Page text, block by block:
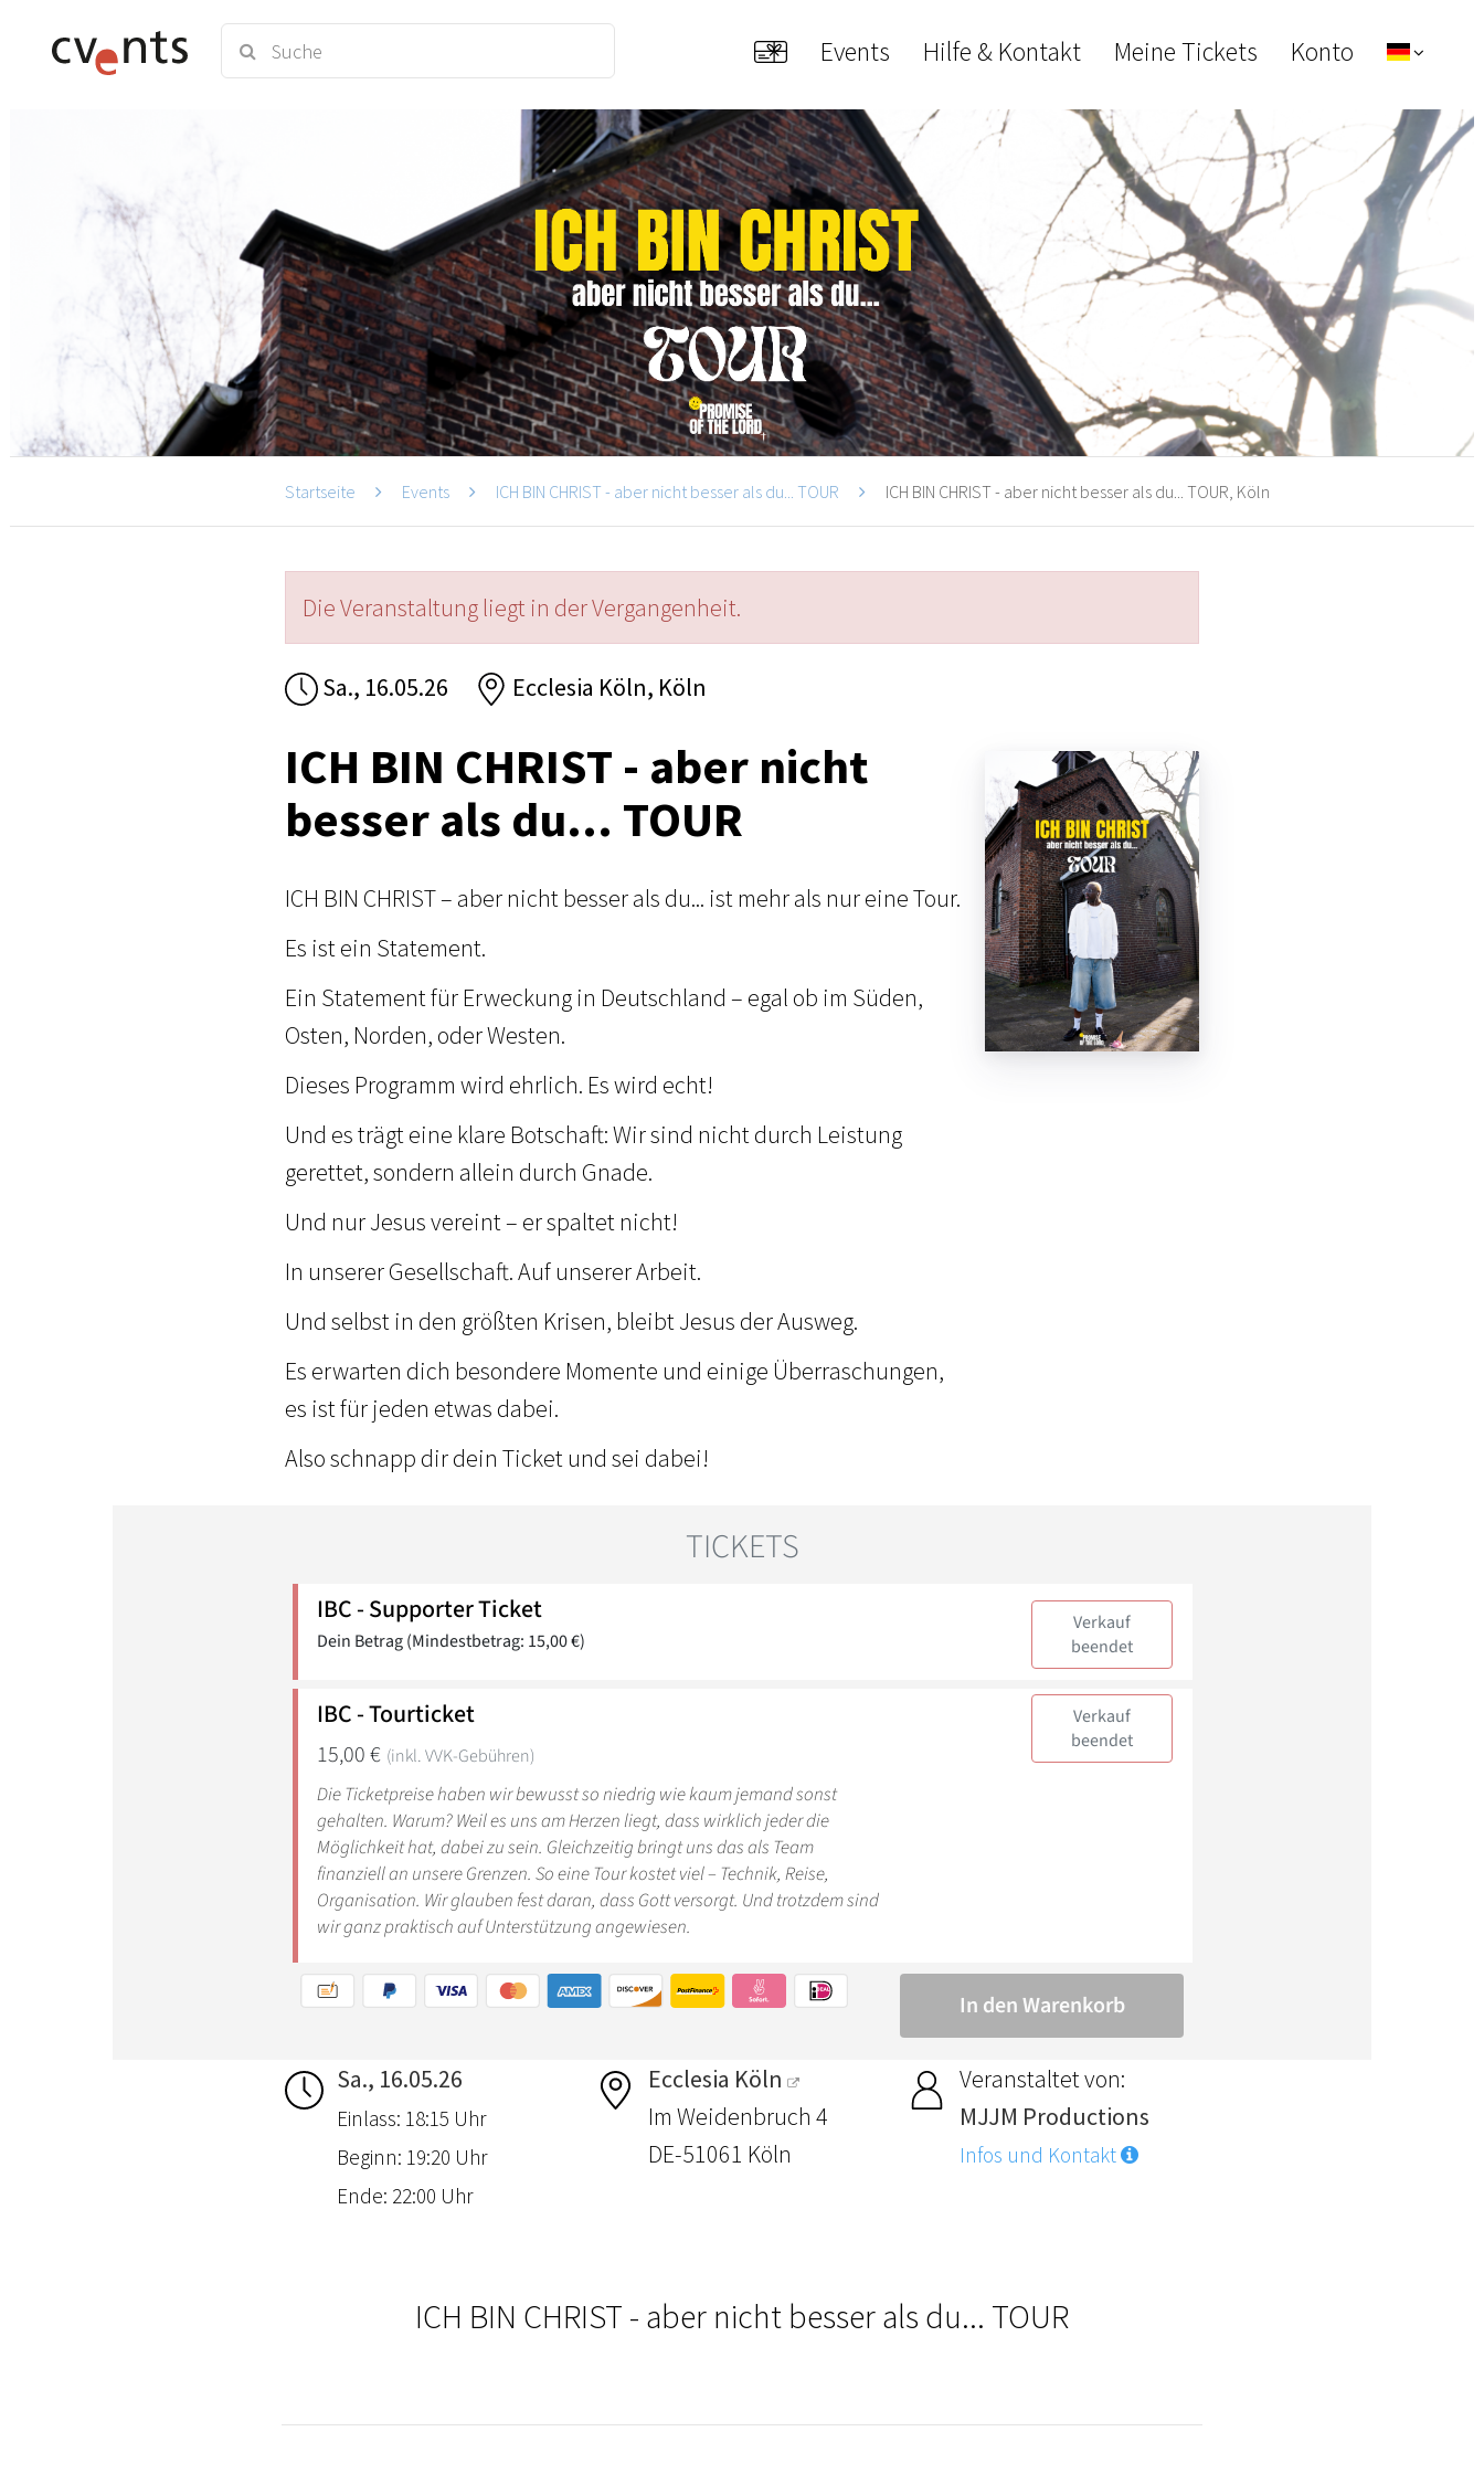
Events Hilfe & Kontakt Meine Tickets Konto
Startseite Events ICH BIN CHRIST - aber nicht besser als du... TOUR ICH BIN CHRIST - aber nicht besser als du... TOUR, Köln
Die Veranstaltung liegt in der Vergangenheit.
Sa., 16.05.26 Ecclesia Köln, Köln
ICH BIN CHRIST - aber nicht
besser als du... TOUR
ICH BIN CHRIST – aber nicht besser als du... ist mehr als nur eine Tour.
Es ist ein Statement.
Ein Statement für Erweckung in Deutschland – egal ob im Süden,
Osten, Norden, oder Westen.
Dieses Programm wird ehrlich. Es wird echt!
Und es trägt eine klare Botschaft: Wir sind nicht durch Leistung
gerettet, sondern allein durch Gnade.
Und nur Jesus vereint – er spaltet nicht!
In unserer Gesellschaft. Auf unserer Arbeit.
Und selbst in den größten Krisen, bleibt Jesus der Ausweg.
Es erwarten dich besondere Momente und einige Überraschungen,
es ist für jeden etwas dabei.
Also schnapp dir dein Ticket und sei dabei!
Sa., 16.05.26
Einlass: 18:15 Uhr
Beginn: 19:20 Uhr
Ende: 22:00 Uhr
Ecclesia Köln
Im Weidenbruch 4
DE-51061 Köln
Veranstaltet von:
MJJM Productions
Infos und Kontakt
ICH BIN CHRIST - aber nicht besser als du... TOUR